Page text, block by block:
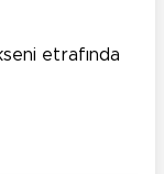
etrafında